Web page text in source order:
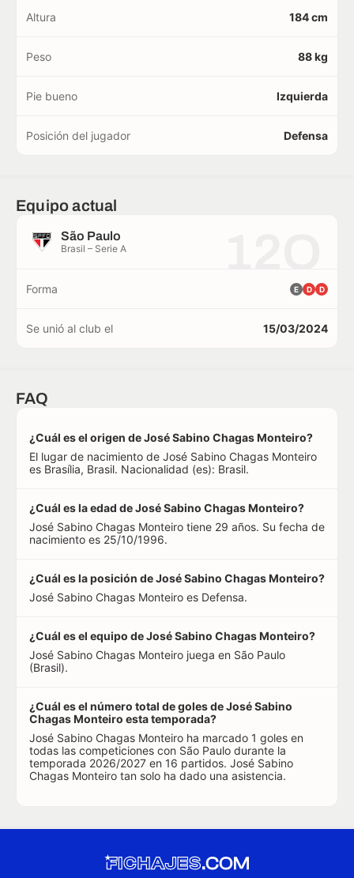
Altura 184 cm
Peso 88 kg
Pie bueno Izquierda
Posición del jugador Defensa
Equipo actual
São Paulo
Brasil – Serie A
Forma E D D
Se unió al club el 15/03/2024
FAQ
¿Cuál es el origen de José Sabino Chagas Monteiro?
El lugar de nacimiento de José Sabino Chagas Monteiro
es Brasília, Brasil. Nacionalidad (es): Brasil.
¿Cuál es la edad de José Sabino Chagas Monteiro?
José Sabino Chagas Monteiro tiene 29 años. Su fecha de
nacimiento es 25/10/1996.
¿Cuál es la posición de José Sabino Chagas Monteiro?
José Sabino Chagas Monteiro es Defensa.
¿Cuál es el equipo de José Sabino Chagas Monteiro?
José Sabino Chagas Monteiro juega en São Paulo
(Brasil).
¿Cuál es el número total de goles de José Sabino
Chagas Monteiro esta temporada?
José Sabino Chagas Monteiro ha marcado 1 goles en
todas las competiciones con São Paulo durante la
temporada 2026/2027 en 16 partidos. José Sabino
Chagas Monteiro tan solo ha dado una asistencia.